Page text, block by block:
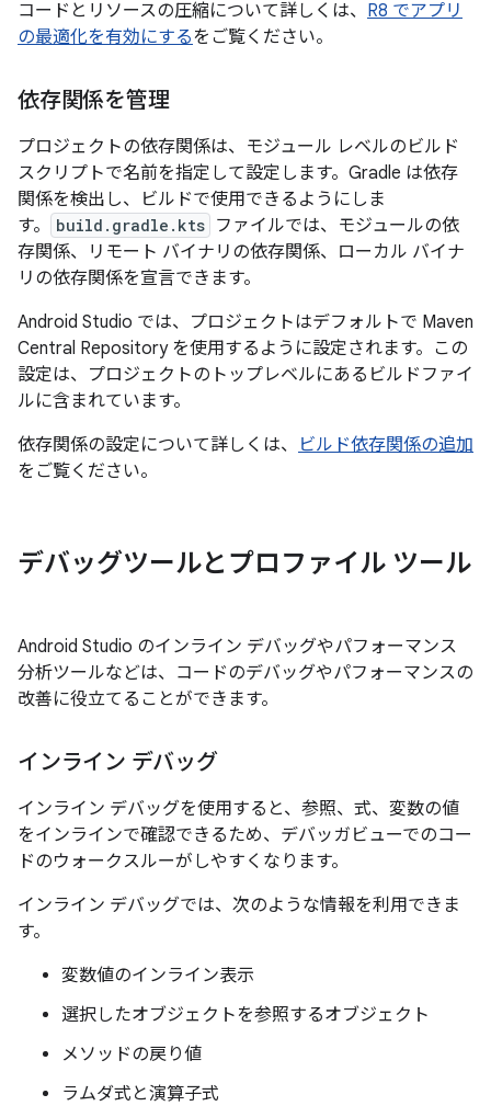
コードとリソースの圧縮について詳しくは、 R8 でアプリ
の最適化を有効にするをご覧ください。
依存関係を管理
プロジェクトの依存関係は、モジュール レベルのビルド
スクリプトで名前を指定して設定します。Gradle は依存
関係を検出し、ビルドで使用できるようにしま
す。
build.gradle.kts ファイルでは、モジュールの依
存関係、リモート バイナリの依存関係、ローカル バイナ
リの依存関係を宣言できます。
Android Studio では、プロジェクトはデフォルトで Maven
Central Repository を使用するように設定されます。この
設定は、プロジェクトのトップレベルにあるビルドファイ
ルに含まれています。
依存関係の設定について詳しくは、
ビルド依存関係の追加
をご覧ください。
デバッグツールとプロファイル ツール
Android Studio のインライン デバッグやパフォーマンス
分析ツールなどは、コードのデバッグやパフォーマンスの
改善に役立てることができます。
インライン デバッグ
インライン デバッグを使用すると、参照、式、変数の値
をインラインで確認できるため、デバッガビューでのコー
ドのウォークスルーがしやすくなります。
インライン デバッグでは、次のような情報を利用できま
す。
変数値のインライン表示
選択したオブジェクトを参照するオブジェクト
メソッドの戻り値
ラムダ式と演算子式